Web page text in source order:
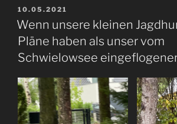
VERÖFFENTLICHT
AM
10.05.2021
Wenn unsere kleinen
Pläne haben als unser vom
Schwielowsee